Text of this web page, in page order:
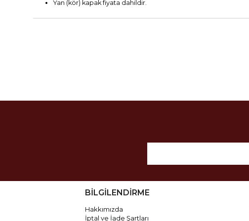
Yan (kör) kapak fiyata dahildir.
BİLGİLENDİRME
Hakkımızda
İptal ve İade Şartları